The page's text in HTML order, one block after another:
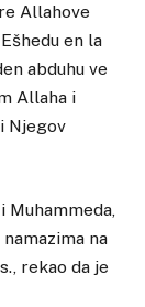
Allahove
en la
abduhu ve
Allaha i
Njegov
Muhammeda,
na
rekao da je